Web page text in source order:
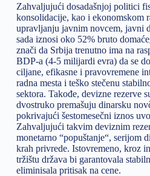
Zahvaljujući dosadašnjoj politici
konsolidacije, kao i ekonomskom
upravljanju javnim novcem, javni
sada iznosi oko 52% bruto
znači da Srbija trenutno ima na
BDP-a (4-5 milijardi evra) da se
ciljane, efikasne i pravovremene
radna mesta i teško stečenu
sektora. Takođe, devizne rezerve
dvostruko premašuju dinarsku
pokrivajući šestomesečni iznos
Zahvaljujući takvim deviznim
monetarno “popuštanje“, serijom
krah privrede. Istovremeno, kroz
tržištu država bi garantovala
eliminisala pritisak na cene.